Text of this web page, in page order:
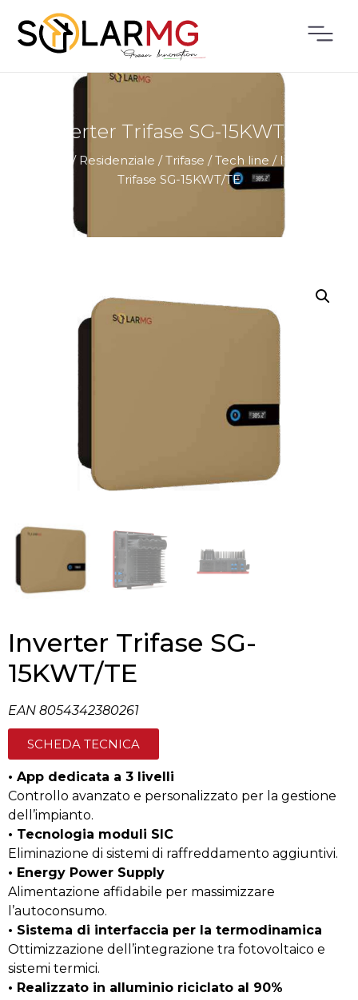
Inverter Trifase SG-15KWT/TE
/ Residenziale /Trifase /Tech line / Inverter
Trifase SG-15KWT/TE
Inverter Trifase SG-
15KWT/TE
EAN 8054342380261
SCHEDA TECNICA
• App dedicata a 3 livelli
Controllo avanzato e personalizzato per la gestione
dell’impianto.
• Tecnologia moduli SIC
Eliminazione di sistemi di raffreddamento aggiuntivi.
• Energy Power Supply
Alimentazione affidabile per massimizzare
l’autoconsumo.
• Sistema di interfaccia per la termodinamica
Ottimizzazione dell’integrazione tra fotovoltaico e
sistemi termici.
• Realizzato in alluminio riciclato al 90%